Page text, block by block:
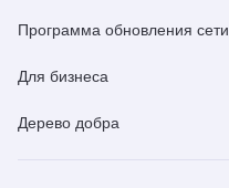
Программа обновления сети
Для бизнеса
Дерево добра